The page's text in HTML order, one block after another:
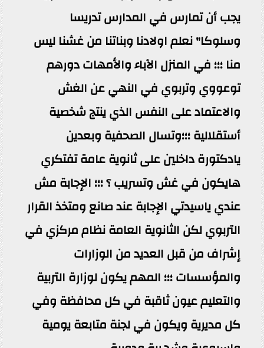
يجب أن تمارس في المدارس تدريسا
وسلوكا" نعلم اولادنا وبناتنا من غشنا ليس
منا ؛؛؛ في المنزل الآباء والأمهات دورهم
توعووي وتربوي في النهي عن الغش
والاعتماد على النفس الذي ينتج شخصية
أستقلالية ؛؛؛وتسال الصحفية وبعدين
يادكتورة داخلين على ثانوية عامة تفتكري
هايكون في غش وتسريب ؟ ؛؛؛ الإجابة مش
عندي ياسيدتي الإجابة عند صانع ومتخذ القرار
التربوي لكن الثانوية العامة نظام مركزي في
إشراف من قبل العديد من الوزارات
والمؤسسات ؛؛؛ المهم يكون لوزارة التربية
والتعليم عيون ثاقبة في كل محافظة وفي
كل مديرية ويكون في لجنة متابعة يومية